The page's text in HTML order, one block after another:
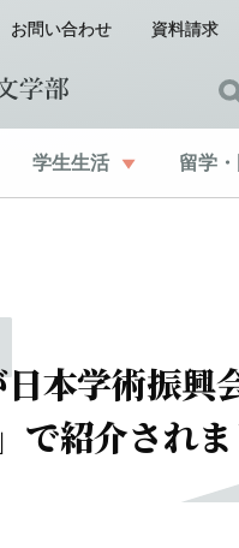
お問い合わせ 資料請求
学生生活 留学・
日本学術振興
で紹介され